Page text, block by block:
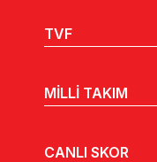
TVF
MİLLİ TAKIM
CANLI SKOR